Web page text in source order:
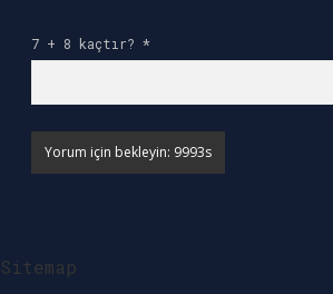
7 + 8 kaçtır? *
Sitemap